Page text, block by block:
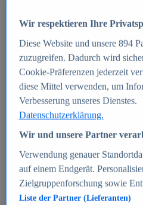
E-commerce
Beliebte Statistiken
Aktuelle Statistiken
E-Commerce -
Deutschland 1999-2025
Umsatz von Amazon in
2010-2025
B2C-E-Commerce:
Deutschland 2024
Marktanteile von
Deutschland 2024
Umsatzstarke
Deutschland 2023-2025
Wir respektieren Ihre
Diese Website und unsere 894
zuzugreifen. Dadurch wird
Cookie-Präferenzen jederzeit
diese Mittel verwenden, um
Verbesserung unseres Dienstes.
Datenschutzerklärung.
Wir und unsere Partner
Verwendung genauer
auf einem Endgerät.
Zielgruppenforschung sowie
Liste der Partner (Lieferanten)